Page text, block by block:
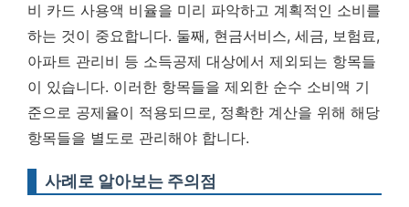
비 카드 사용액 비율을 미리 파악하고 계획적인 소비를
하는 것이 중요합니다. 둘째, 현금서비스, 세금, 보험료,
아파트 관리비 등 소득공제 대상에서 제외되는 항목들
이 있습니다. 이러한 항목들을 제외한 순수 소비액 기
준으로 공제율이 적용되므로, 정확한 계산을 위해 해당
항목들을 별도로 관리해야 합니다.
사례로 알아보는 주의점